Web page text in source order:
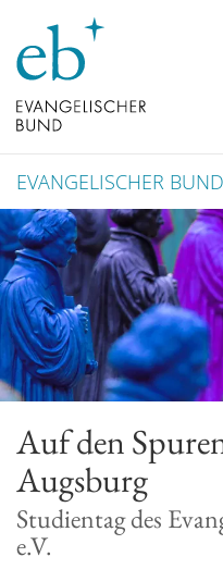
EVANGELISCHER BUND
Auf den
Augsburg
Studientag des
e.V.